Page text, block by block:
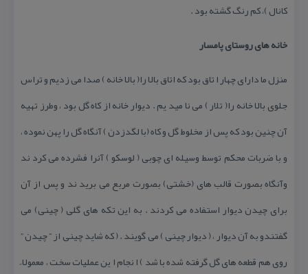
كانال )، كم رنگ گشته بود .
خانه های روستای پامسار
منزل ما دارای چهار ا تاق بود كه اتاق بالا را( بالا خانه ) صدا می زدیم و تراس
جلوی بالا خانه را( تلار ) می نا مید یم . دیوار خانه از كاه گل بود ، وطرز تهیه
آن چنین بود كه پس از مخلوط گل و كاه (با لگدزدن ) آنگاه گل را پهن نموده ،
و با ضربات محكم توسط وسیله ای چوبی ( لوسكو ) آنرا فشرده می كرد ند
وآنگاه بصورت قالب های (خشتی) بصورت مربع می برید ند و پس از آن
برای چیدن دیوار استفاده می كردند . به این تكه های گلی ( چینی) می
گفتندو به آن دیوار ، ( دیوار چینی ) می گویند . ( كه شاید چینی از ” چیدن ”
روی هم قطعه های گل گرفته شده با شد ) ا نجام ا ین عملیات سخت ، معمولا ً